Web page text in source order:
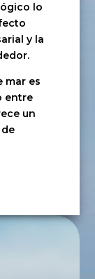
lo
y la
mar es
entre
un